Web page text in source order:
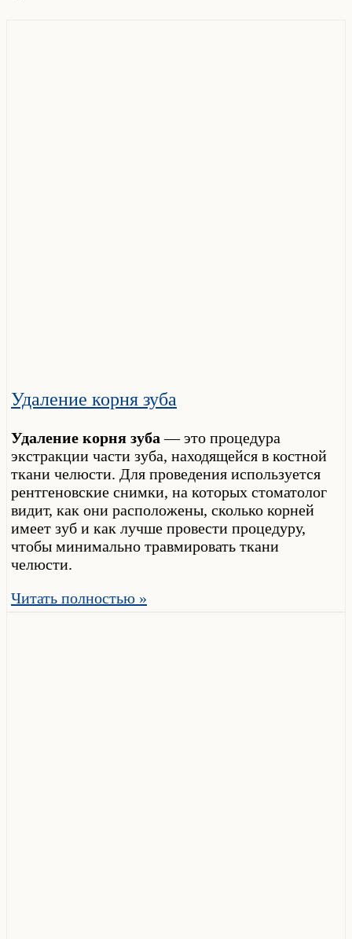
Удаление корня зуба
Удаление корня зуба — это процедура
экстракции части зуба, находящейся в костной
ткани челюсти. Для проведения используется
рентгеновские снимки, на которых стоматолог
видит, как они расположены, сколько корней
имеет зуб и как лучше провести процедуру,
чтобы минимально травмировать ткани
челюсти.
Читать полностью »